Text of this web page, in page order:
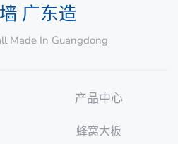
广东造
Made In Guangdong
产品中心
蜂窝大板